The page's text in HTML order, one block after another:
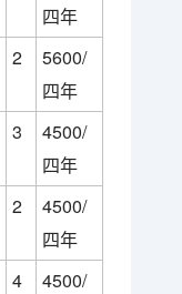
四年
2
5600/
四年
3
4500/
四年
2
4500/
四年
4
4500/